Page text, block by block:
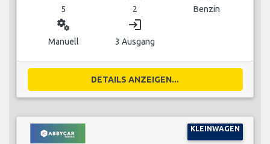
5 2 Benzin
miscellaneous_services
Manuell
login
3 Ausgang
DETAILS ANZEIGEN...
KLEINWAGEN